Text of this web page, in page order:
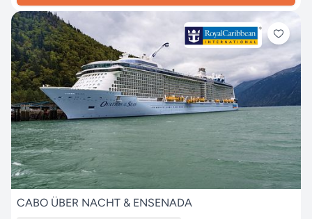
CABO ÜBER NACHT & ENSENADA